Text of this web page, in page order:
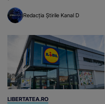
inteligenței artificiale
Redacția Știrile Kanal D
LIBERTATEA.RO